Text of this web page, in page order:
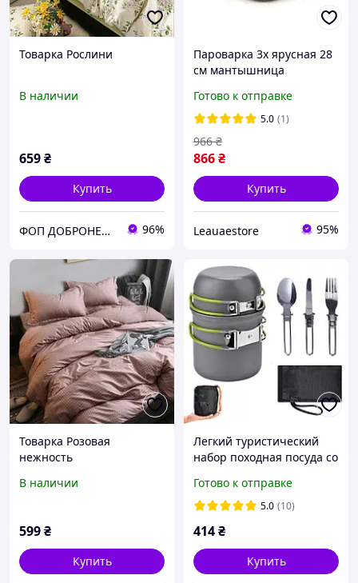
Товарка Рослини
В наличии
659₴
Купить
ФОП ДОБРОНЕЦЬКА С.М. 96%
Пароварка 3х ярусная 28
см мантышница
Готово к отправке
5.0 (1)
866₴
966 ₴
Купить
Leauaestore 95%
Товарка Розовая
нежность
В наличии
599₴
Купить
Легкий туристический
набор походная посуда со
предметов
Готово к отправке
5.0 (10)
414₴
Купить